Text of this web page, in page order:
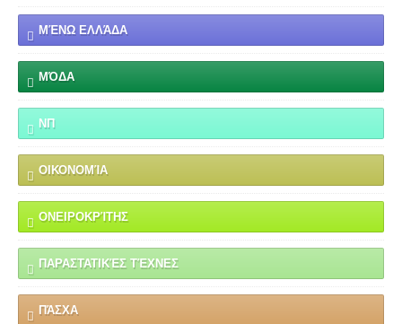
ΜΈΝΩ ΕΛΛΆΔΑ
ΜΌΔΑ
ΝΠ
ΟΙΚΟΝΟΜΊΑ
ΟΝΕΙΡΟΚΡΊΤΗΣ
ΠΑΡΑΣΤΑΤΙΚΈΣ ΤΈΧΝΕΣ
ΠΆΣΧΑ